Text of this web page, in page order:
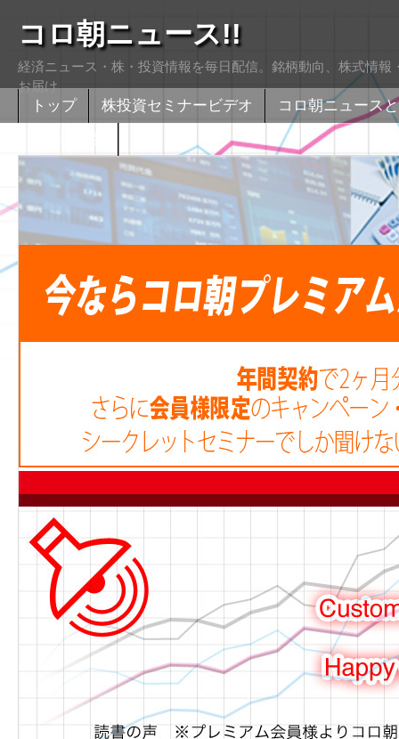
コロ朝ニュース!!
経済ニュース・株・投資情報を毎日配信。銘柄動向、株式情
お届け
トップ 株投資セミナービデオ
コロ朝ニュース